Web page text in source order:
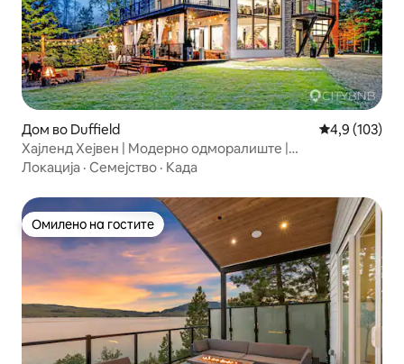
Дом во Duffield Просечна
4,9 (103)
Хајленд Хејвен | Модерно одморалиште |
Хидромасажна када
Локација · Семејство · Када
Омилено на гостите
Омилено на гостите